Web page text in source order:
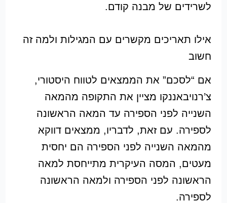
לשרידים של מבנה קודם.
אילו תאריכים מקשרים עם המגילות ולמה זה
חשוב
אם “לסכם” את הממצאים לטווח היסטורי,
צ’רנויבאננקו מציין את התקופה מהמאה
השנייה לפני הספירה עד המאה הראשונה
לספירה. עם זאת, לדבריו, ממצאים דווקא
מהמאה השנייה לפני הספירה הם יחסית
מעטים, המסה העיקרית מתייחסת למאה
הראשונה לפני הספירה ולמאה הראשונה
לספירה.